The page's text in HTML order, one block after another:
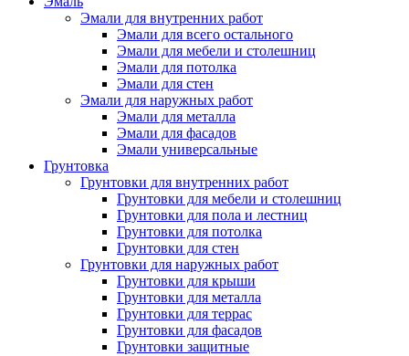
Эмали для внутренних работ
Эмали для всего остального
Эмали для мебели и столешниц
Эмали для потолка
Эмали для стен
Эмали для наружных работ
Эмали для металла
Эмали для фасадов
Эмали универсальные
Грунтовка
Грунтовки для внутренних работ
Грунтовки для мебели и столешниц
Грунтовки для пола и лестниц
Грунтовки для потолка
Грунтовки для стен
Грунтовки для наружных работ
Грунтовки для крыши
Грунтовки для металла
Грунтовки для террас
Грунтовки для фасадов
Грунтовки защитные